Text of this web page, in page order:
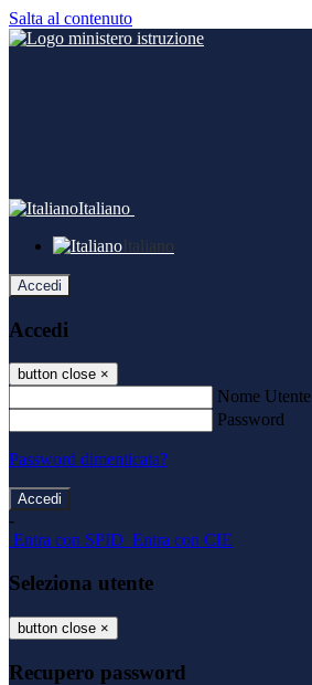
Salta al contenuto
Italiano
Italiano
Accedi
Accedi
button close ×
Nome Utente
Password
Password dimenticata?
-
Entra con SPID Entra con CIE
Seleziona utente
button close ×
Recupero password